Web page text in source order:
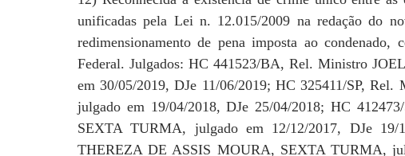
unificadas pela Lei n. 12.015/2009 na redação do
redimensionamento de pena imposta ao
Federal. Julgados: HC 441523/BA, Rel. Ministro
em 30/05/2019, DJe 11/06/2019; HC 325411/SP,
julgado em 19/04/2018, DJe 25/04/2018; HC
SEXTA TURMA, julgado em 12/12/2017, DJe
THEREZA DE ASSIS MOURA, SEXTA TURMA,